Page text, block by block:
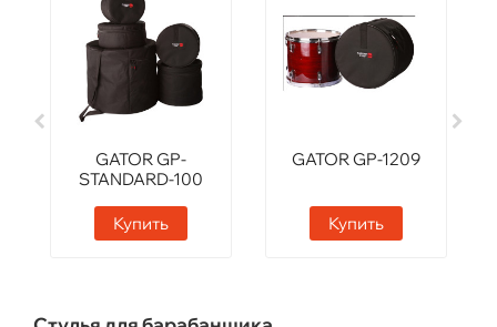
GATOR GP-
STANDARD-100
Купить
GATOR GP-1209
Купить